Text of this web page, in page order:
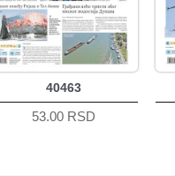
40463
53.00 RSD